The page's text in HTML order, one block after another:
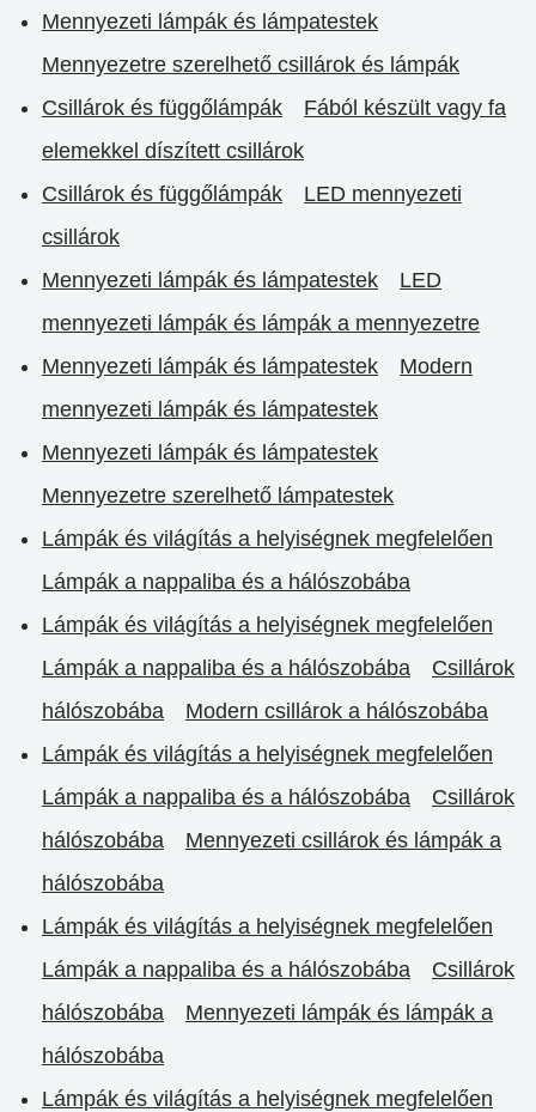
Mennyezeti lámpák és lámpatestek
Mennyezetre szerelhető csillárok és lámpák
Csillárok és függőlámpák
Fából készült vagy fa
elemekkel díszített csillárok
Csillárok és függőlámpák
LED mennyezeti
csillárok
Mennyezeti lámpák és lámpatestek
LED
mennyezeti lámpák és lámpák a mennyezetre
Mennyezeti lámpák és lámpatestek
Modern
mennyezeti lámpák és lámpatestek
Mennyezeti lámpák és lámpatestek
Mennyezetre szerelhető lámpatestek
Lámpák és világítás a helyiségnek megfelelően
Lámpák a nappaliba és a hálószobába
Lámpák és világítás a helyiségnek megfelelően
Lámpák a nappaliba és a hálószobába
Csillárok
hálószobába
Modern csillárok a hálószobába
Lámpák és világítás a helyiségnek megfelelően
Lámpák a nappaliba és a hálószobába
Csillárok
hálószobába
Mennyezeti csillárok és lámpák a
hálószobába
Lámpák és világítás a helyiségnek megfelelően
Lámpák a nappaliba és a hálószobába
Csillárok
hálószobába
Mennyezeti lámpák és lámpák a
hálószobába
Lámpák és világítás a helyiségnek megfelelően